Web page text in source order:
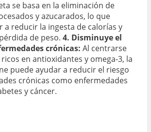
se basa en la eliminación de
y azucarados, lo que
a reducir la ingesta de calorías y
de peso. 4. Disminuye el
crónicas: Al centrarse
en antioxidantes y omega-3, la
puede ayudar a reducir el riesgo
crónicas como enfermedades
y cáncer.